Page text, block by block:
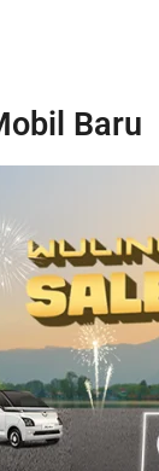
Baru